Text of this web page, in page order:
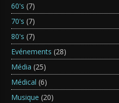
60's (7)
70's (7)
80's (7)
Evénements (28)
Média (25)
Médical (6)
Musique (20)